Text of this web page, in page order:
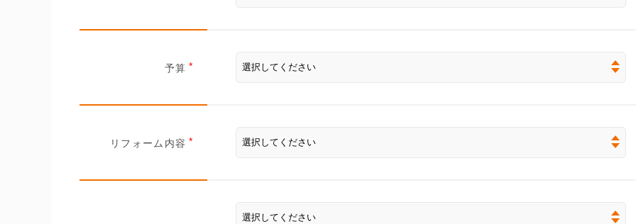
予算
リフォーム内容